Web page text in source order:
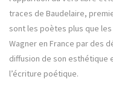
traces de Baudelaire,
sont les poètes plus que
Wagner en France par des
diffusion de son esthétique
l’écriture poétique.